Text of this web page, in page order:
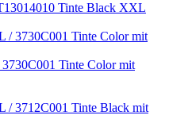
Tinte Black XXL
Tinte Color mit